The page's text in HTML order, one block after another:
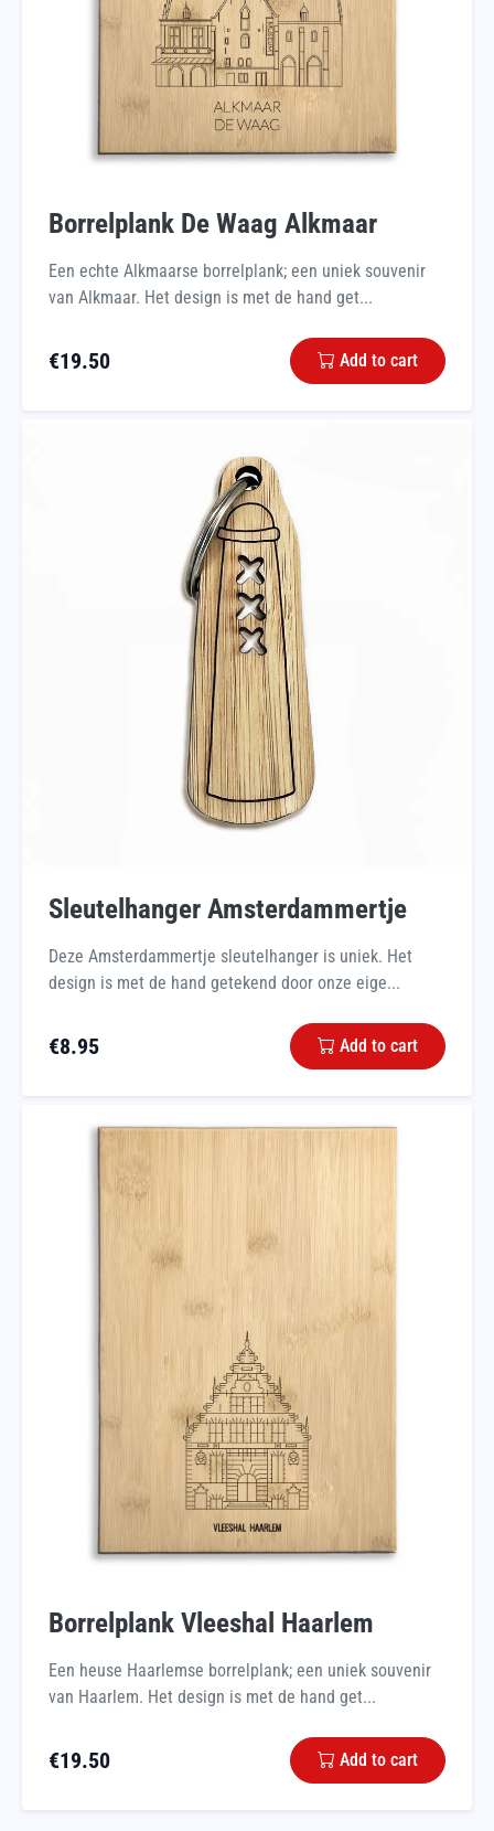
Borrelplank De Waag Alkmaar
Een echte Alkmaarse borrelplank; een uniek souvenir
van Alkmaar. Het design is met de hand get...
€19.50 Add to cart
Sleutelhanger Amsterdammertje
Deze Amsterdammertje sleutelhanger is uniek. Het
design is met de hand getekend door onze eige...
€8.95 Add to cart
Borrelplank Vleeshal Haarlem
Een heuse Haarlemse borrelplank; een uniek souvenir
van Haarlem. Het design is met de hand get...
€19.50 Add to cart